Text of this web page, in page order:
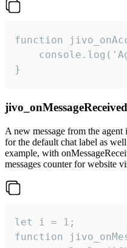
function
}
jivo_onMessageReceived
A new message from the
for the default chat label as
example, with
messages counter for website
let i = 1;
function